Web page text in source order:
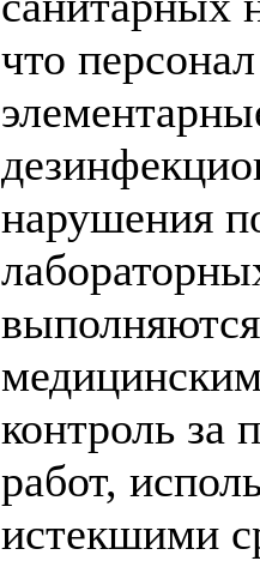
что
нарушения
контроль за
работ,
истекшими